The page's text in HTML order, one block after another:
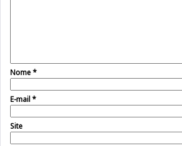
Nome*
E-mail*
Site